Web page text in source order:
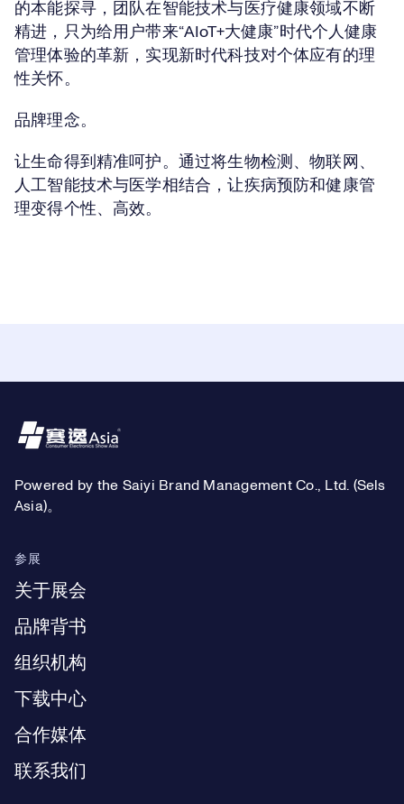
的本能探寻，团队在智能技术与医疗健康领域不断
精进，只为给用户带来“AIoT+大健康”时代个人健康
管理体验的革新，实现新时代科技对个体应有的理
性关怀。
品牌理念。
让生命得到精准呵护。通过将生物检测、物联网、
人工智能技术与医学相结合，让疾病预防和健康管
理变得个性、高效。
Footer
Powered by the Saiyi Brand Management Co., Ltd. (Sels
Asia)。
参展
关于展会
品牌背书
组织机构
下载中心
合作媒体
联系我们